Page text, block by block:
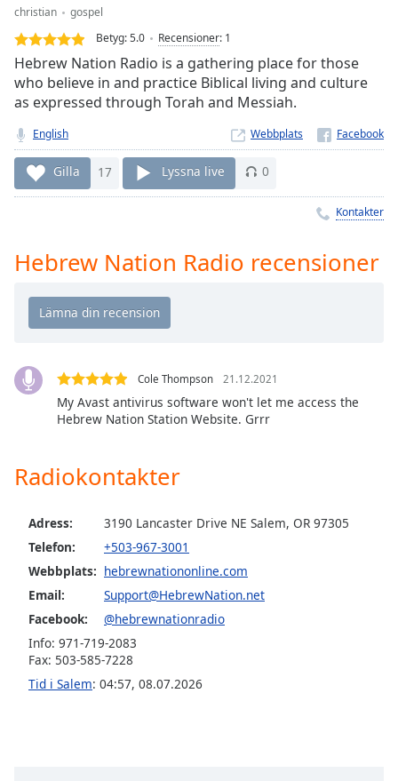
-:-
Loaded:
0.00%
Stream
TypeLIVE
live,
currently
behind
LIVE
Remaining
Playback
Rate
Chapters
Descriptions
off,
selected
Subtitles
subtitles
settings,
opens
subtitles
dialog
subtitles
off,
christian
gospel
Betyg:5.0 Recensioner: 1
Hebrew Nation Radio is a gathering place for those
who believe in and practice Biblical living and culture
as expressed through Torah and Messiah.
English Webbplats
Gilla 17 Lyssna live 0
Kontakter
Hebrew Nation Radio recensioner
Cole Thompson 21.12.2021
My Avast antivirus software won't let me access the
Hebrew Nation Station Website. Grrr
Radiokontakter
Adress:
3190 Lancaster Drive NE Salem, OR 97305
Telefon:
+503-967-3001
Webbplats: hebrewnationonline.com
Email:
Support@HebrewNation.net
Facebook:
@hebrewnationradio
Info: 971-719-2083
Fax: 503-585-7228
Tid i Salem: 04:57, 08.07.2026